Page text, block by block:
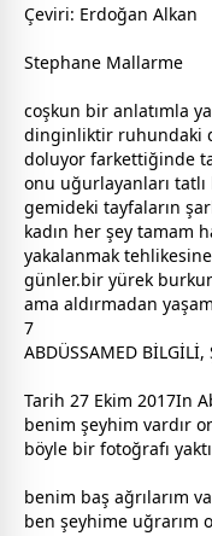
Çeviri: Erdoğan Alkan
Stephane Mallarme
coşkun bir anlatımla
dinginliktir ruhundaki
doluyor farkettiğinde
onu uğurlayanları
gemideki tayfaların
kadın her şey tamam
yakalanmak
günler.bir yürek
ama aldırmadan
7
ABDÜSSAMED BİLGİLİ,
Tarih 27 Ekim 2017In
benim şeyhim vardır
böyle bir fotoğrafı
benim baş ağrılarım
ben şeyhime uğrarım